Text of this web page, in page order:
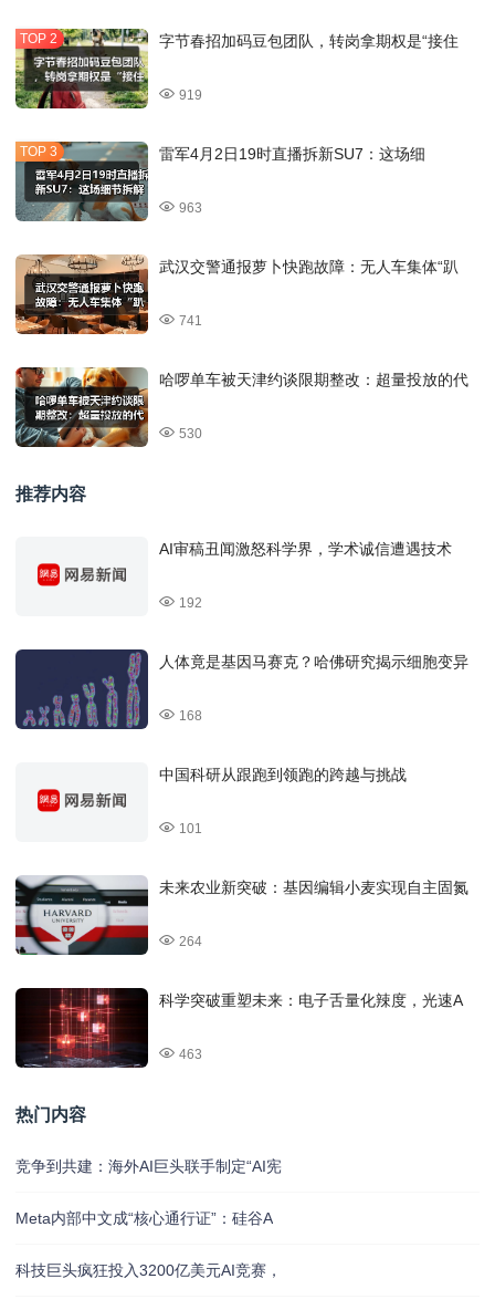
字节春招加码豆包团队，转岗拿期权是“接住
919
雷军4月2日19时直播拆新SU7：这场细
963
武汉交警通报萝卜快跑故障：无人车集体“趴
741
哈啰单车被天津约谈限期整改：超量投放的代
530
推荐内容
AI审稿丑闻激怒科学界，学术诚信遭遇技术
192
人体竟是基因马赛克？哈佛研究揭示细胞变异
168
中国科研从跟跑到领跑的跨越与挑战
101
未来农业新突破：基因编辑小麦实现自主固氮
264
科学突破重塑未来：电子舌量化辣度，光速A
463
热门内容
竞争到共建：海外AI巨头联手制定“AI宪
Meta内部中文成“核心通行证”：硅谷A
科技巨头疯狂投入3200亿美元AI竞赛，